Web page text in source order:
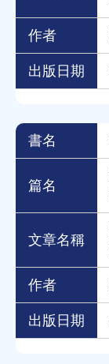
作者
出版日期
書名
篇名
文章名稱
作者
出版日期